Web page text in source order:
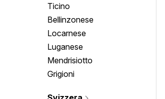
Ticino
Bellinzonese
Locarnese
Luganese
Mendrisiotto
Grigioni